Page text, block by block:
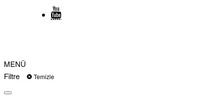
MENÜ
Filtre
Temizle